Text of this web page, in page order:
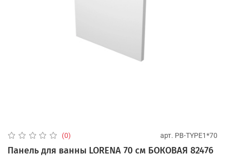
(0) арт. PB-TYPE1*70
Панель для ванны LORENA 70 см БОКОВАЯ 82476